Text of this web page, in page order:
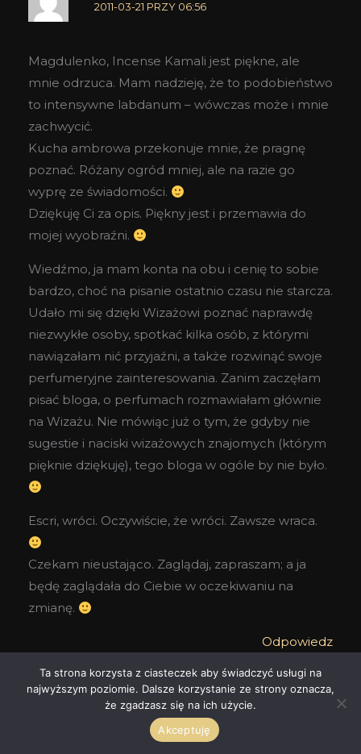
2011-03-21 PRZY 06:56
Magdulenko, Incense Kamali jest piękne, ale
mnie odrzuca. Mam nadzieję, że to podobieństwo
to intensywne labdanum – wówczas może i mnie
zachwycić.
Kucha ambrowa przekonuje mnie, że pragnę
poznać. Różany ogród mniej, ale na razie go
wyprę ze świadomości.
Dziękuję Ci za opis. Piękny jest i przemawia do
mojej wyobraźni.
Wiedźmo, ja mam konta na obu i cenię to sobie
bardzo, choć na pisanie ostatnio czasu nie starcza.
Udało mi się dzięki Wizażowi poznać naprawdę
niezwykłe osoby, spotkać kilka osób, z którymi
nawiązałam nić przyjaźni, a także rozwinąć swoje
perfumeryjne zainteresowania. Zanim zaczęłam
pisać bloga, o perfumach rozmawiałam głównie
na Wizażu. Nie mówiąc już o tym, że gdyby nie
sugestie i naciski wizażowych znajomych (którym
pięknie dziękuję), tego bloga w ogóle by nie było.
Escri, wróci. Oczywiście, że wróci. Zawsze wraca.
Czekam nieustająco. Zaglądaj, zapraszam; a ja
będę zaglądała do Ciebie w oczekiwaniu na
zmianę.
Odpowiedz
WIEDŹMA Z PODGÓRZA
2011-03-21 PRZY 10:01
Ta strona korzysta z ciasteczek aby świadczyć usługi na
najwyższym poziomie. Dalsze korzystanie ze strony oznacza,
że zgadzasz się na ich użycie.
Akceptuję